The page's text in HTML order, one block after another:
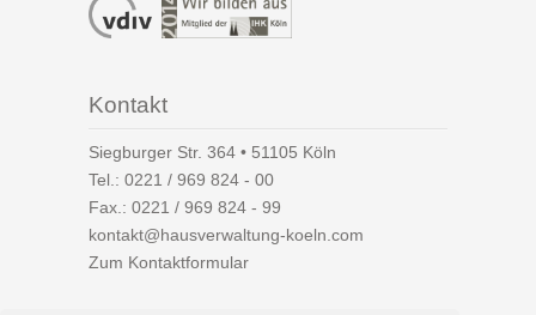
Kontakt
Siegburger Str. 364 • 51105 Köln
Tel.: 0221 / 969 824 - 00
Fax.: 0221 / 969 824 - 99
kontakt@hausverwaltung-koeln.com
Zum Kontaktformular